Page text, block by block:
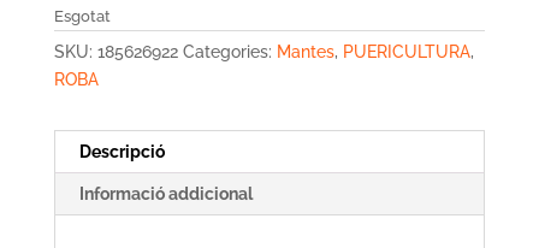
Esgotat
SKU: 185626922 Categories: Mantes, PUERICULTURA,
ROBA
Descripció
Informació addicional